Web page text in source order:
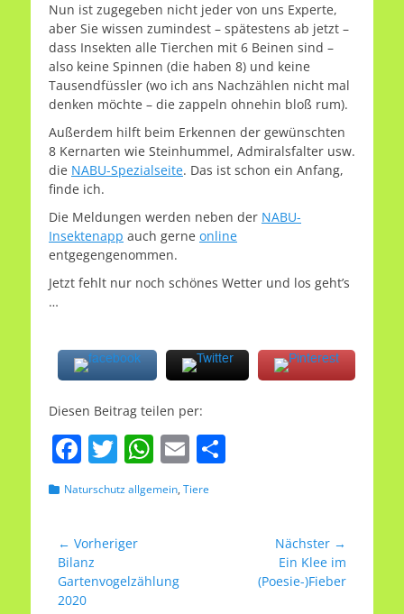
Nun ist zugegeben nicht jeder von uns Experte,
aber Sie wissen zumindest – spätestens ab jetzt –
dass Insekten alle Tierchen mit 6 Beinen sind –
also keine Spinnen (die haben 8) und keine
Tausendfüssler (wo ich ans Nachzählen nicht mal
denken möchte – die zappeln ohnehin bloß rum).
Außerdem hilft beim Erkennen der gewünschten
8 Kernarten wie Steinhummel, Admiralsfalter usw.
die NABU-Spezialseite. Das ist schon ein Anfang,
finde ich.
Die Meldungen werden neben der NABU-
Insektenapp auch gerne online
entgegengenommen.
Jetzt fehlt nur noch schönes Wetter und los geht’s
…
Diesen Beitrag teilen per:
F
a
c
e
b
o
T
w
itt
er
W
h
at
p
E
m
ai
Kategorien
Naturschutz allgemein, Tiere
Beitragsnavigation
← Vorheriger
Vorheriger
Beitrag:
Bilanz
Gartenvogelzählung
2020
Nächster →
Ein Klee im
(Poesie-)Fieber